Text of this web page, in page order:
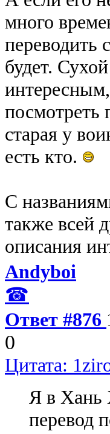
много
переводить
будет.
посмотреть
старая у
есть кто.
С
также всей
описания
Andyboi
☎
Ответ #876
0
Цитата:
Я в Хань
перевод